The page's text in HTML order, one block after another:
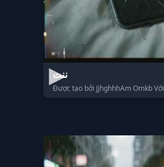
ننت
Được tạo bởi JjhghhhAm Omkb Với